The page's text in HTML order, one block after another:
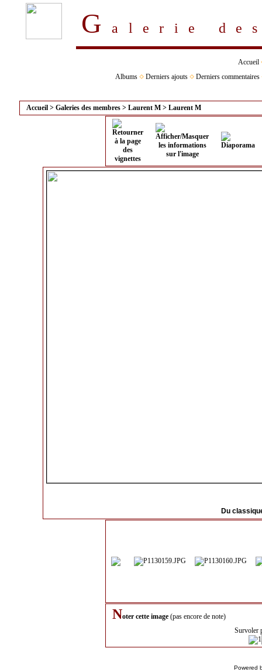
Galerie
Accueil
Albums
Derniers ajouts Derniers commentaires
Accueil > Galeries des membres > Laurent M > Laurent M
Du
Noter cette image (pas encore de note)
Survoler
Powered